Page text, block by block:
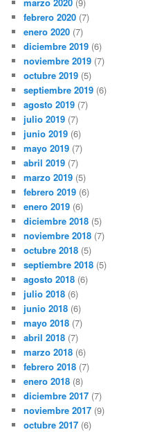
febrero 2020 (7)
enero 2020 (7)
diciembre 2019 (6)
noviembre 2019 (7)
octubre 2019 (5)
septiembre 2019 (6)
agosto 2019 (7)
julio 2019 (7)
junio 2019 (6)
mayo 2019 (7)
abril 2019 (7)
marzo 2019 (5)
febrero 2019 (6)
enero 2019 (6)
diciembre 2018 (5)
noviembre 2018 (7)
octubre 2018 (5)
septiembre 2018 (5)
agosto 2018 (6)
julio 2018 (6)
junio 2018 (6)
mayo 2018 (7)
abril 2018 (7)
marzo 2018 (6)
febrero 2018 (7)
enero 2018 (8)
diciembre 2017 (7)
noviembre 2017 (9)
octubre 2017 (6)